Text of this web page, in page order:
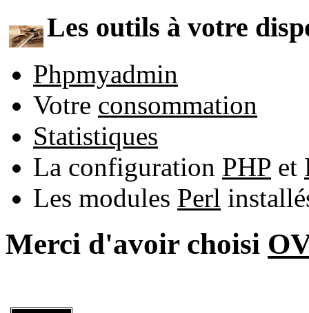
Les outils à votre
Phpmyadmin
Votre consommation
Statistiques
La configuration PHP et
Les modules Perl
Merci d'avoir choisi